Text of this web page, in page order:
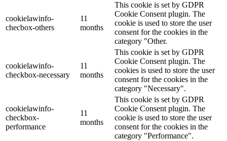
cookielawinfo-
checbox-others
11
months
This cookie is set by GDPR
Cookie Consent plugin. The
cookie is used to store the user
consent for the cookies in the
category "Other.
cookielawinfo-
checkbox-necessary
11
months
This cookie is set by GDPR
Cookie Consent plugin. The
cookies is used to store the user
consent for the cookies in the
category "Necessary".
cookielawinfo-
checkbox-
performance
11
months
This cookie is set by GDPR
Cookie Consent plugin. The
cookie is used to store the user
consent for the cookies in the
category "Performance".